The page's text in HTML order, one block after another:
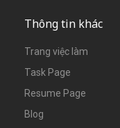
Thông tin khác
Trang việc làm
Task Page
Resume Page
Blog